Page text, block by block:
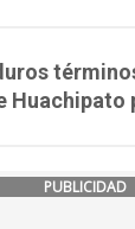
Huachipato
PUBLICIDAD